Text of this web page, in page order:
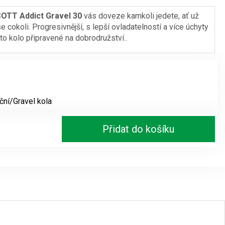
Addict Gravel 30 vás doveze kamkoli jedete, ať už
cokoli. Progresivnější, s lepší ovladatelností a více úchyty
kolo připravené na dobrodružství..
Gravel kola
Přidat do košíku